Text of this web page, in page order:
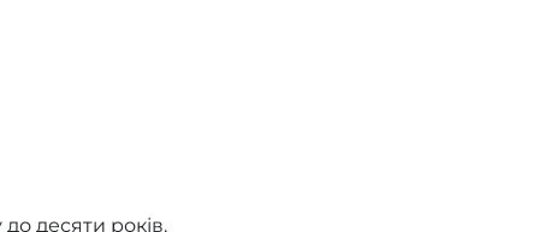
десяти років.